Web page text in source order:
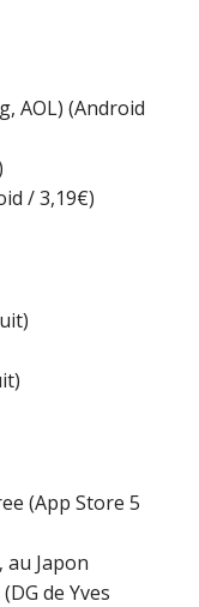
AOL) (Android
/ 3,19€)
(App Store 5
Japon
de Yves